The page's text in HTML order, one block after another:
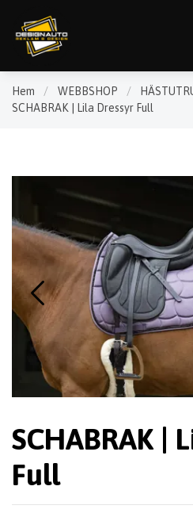
Hem / WEBBSHOP /
SCHABRAK | Lila Dressyr Full
SCHABRAK |
Full